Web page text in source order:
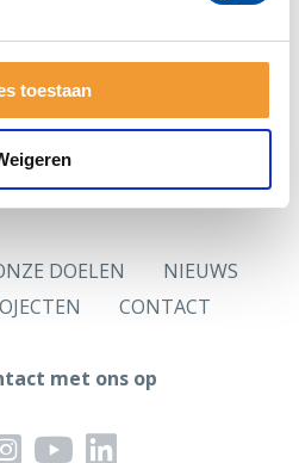
toestaan
hoofdlettergevoelig.
opgenomen persoonlijk
DOELEN
NIEUWS
CONTACT
met ons op